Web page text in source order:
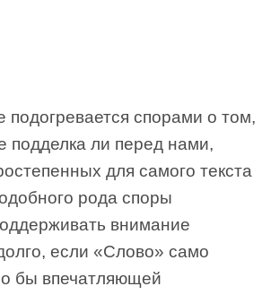
подогревается спорами о том,
подделка ли перед нами,
для самого текста
рода споры
внимание
если «Слово» само
бы впечатляющей